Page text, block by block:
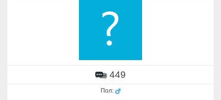
449
Пол: